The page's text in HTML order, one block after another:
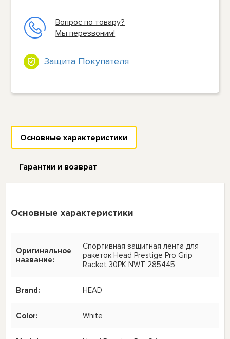
Вопрос по товару?
Мы перезвоним!
Защита Покупателя
Основные характеристики
Гарантии и возврат
Основные характеристики
Оригинальное
название:
Спортивная защитная лента для
ракеток Head Prestige Pro Grip
Racket 30PK NWT 285445
Brand: HEAD
Color: White